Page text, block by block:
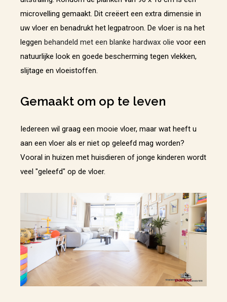
microvelling gemaakt. Dit creëert een extra dimensie in
uw vloer en benadrukt het legpatroon. De vloer is na het
leggen behandeld met een blanke hardwax olie voor een
natuurlijke look en goede bescherming tegen vlekken,
slijtage en vloeistoffen.
Gemaakt om op te leven
Iedereen wil graag een mooie vloer, maar wat heeft u
aan een vloer als er niet op geleefd mag worden?
Vooral in huizen met huisdieren of jonge kinderen wordt
veel "geleefd" op de vloer.